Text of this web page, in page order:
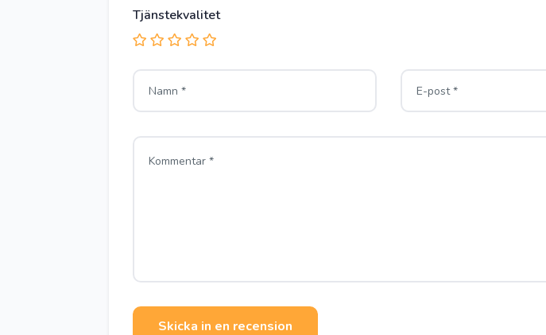
Tjänstekvalitet
Skicka in en recension